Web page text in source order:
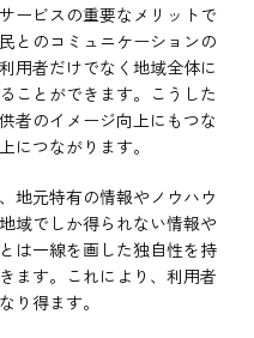
ービスの重要なメリットで
とのコミュニケーションの
用者だけでなく地域全体に
ことができます。こうした
者のイメージ向上にもつな
につながります。
地元特有の情報やノウハウ
域でしか得られない情報や
は一線を画した独自性を持
ます。これにより、利用者
り得ます。